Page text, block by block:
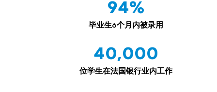
94%
毕业生6个月内被录用
40,000
位学生在法国银行业内工作